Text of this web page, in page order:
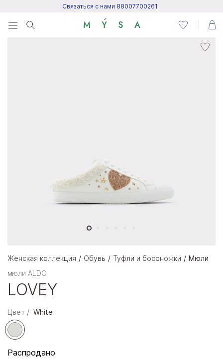
Связаться с нами 88007700261
Женская коллекция Обувь Туфли и босоножки
Мюли
мюли ALDO
LOVEY
Цвет White
Распродано